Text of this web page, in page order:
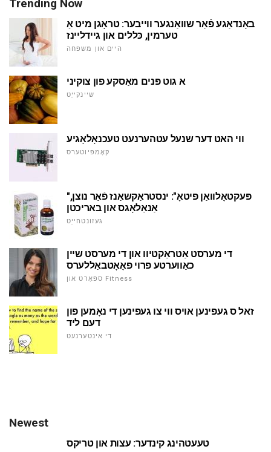
Trending Now
באָנדאַגע פֿאַר שוואַנגער ווייבער: טראָגן מיט אַ
טערמין, כּללים און גיידליינז
היים און משפּחה
א גוט פּנים מאַסקע פון צוקיני
שיינקייַט
ווי האט דער שנעל עטהערנעט טעכנאָלאָגיע
קאָמפּיוטערס
"פּעקטאָלוואַן פיטאָ": ינסטראַקשאַנז פֿאַר נוצן,
אַנאַלאָגס און באריכטן
געזונטהייַט
די מערסט אַטראַקטיוו און די מערסט שיין
כאַווערטע פרוי פאָאָטבאַללערס
ספּאָרט און Fitness
זאל ס געפינען אויס ווי צו געפינען די נאָמען פון
דעם ליד
די אינטערנעט
Newest
טעעטהינג קינדער: עצות און טריקס